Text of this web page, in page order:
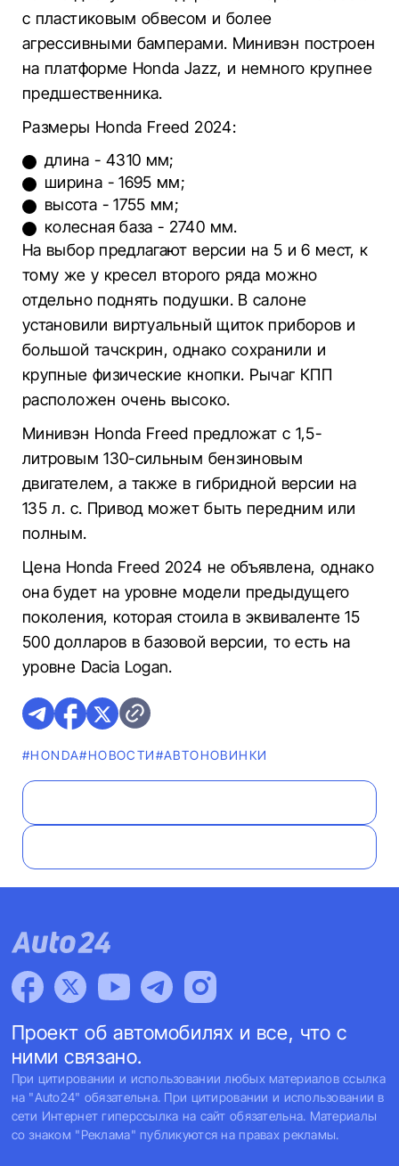
с пластиковым обвесом и более
агрессивными бамперами. Минивэн построен
на платформе Honda Jazz, и немного крупнее
предшественника.
Размеры Honda Freed 2024:
длина - 4310 мм;
ширина - 1695 мм;
высота - 1755 мм;
колесная база - 2740 мм.
На выбор предлагают версии на 5 и 6 мест, к
тому же у кресел второго ряда можно
отдельно поднять подушки. В салоне
установили виртуальный щиток приборов и
большой тачскрин, однако сохранили и
крупные физические кнопки. Рычаг КПП
расположен очень высоко.
Минивэн Honda Freed предложат с 1,5-
литровым 130-сильным бензиновым
двигателем, а также в гибридной версии на
135 л. с. Привод может быть передним или
полным.
Цена Honda Freed 2024 не объявлена, однако
она будет на уровне модели предыдущего
поколения, которая стоила в эквиваленте 15
500 долларов в базовой версии, то есть на
уровне Dacia Logan.
#HONDA#НОВОСТИ#AВТОНОВИНКИ
Проект об автомобилях и все, что с
ними связано.
При цитировании и использовании любых материалов ссылка
на "Auto24" обязательна. При цитировании и использовании в
сети Интернет гиперссылка на сайт обязательна. Материалы
со знаком "Реклама" публикуются на правах рекламы.